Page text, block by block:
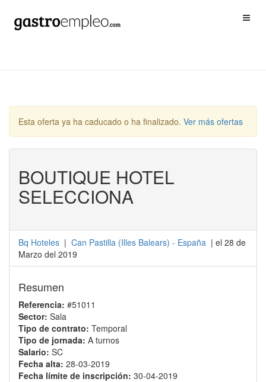
Esta oferta ya ha caducado o ha finalizado. Ver más ofertas
BOUTIQUE HOTEL
SELECCIONA
Bq Hoteles | Can Pastilla (Illes Balears) - España | el 28 de
Marzo del 2019
Resumen
Referencia: #51011
Sector: Sala
Tipo de contrato: Temporal
Tipo de jornada: A turnos
Salario: SC
Fecha alta: 28-03-2019
Fecha límite de inscripción: 30-04-2019